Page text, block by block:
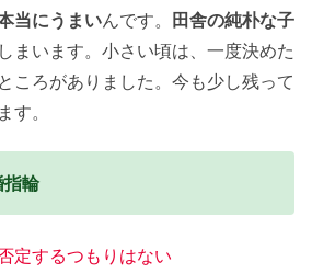
当にうまいんです。 田舎の純朴な子
しまいます。小さい頃は、一度決めた
ところがありました。今も少し残って
す。
指輪
定するつもりはない